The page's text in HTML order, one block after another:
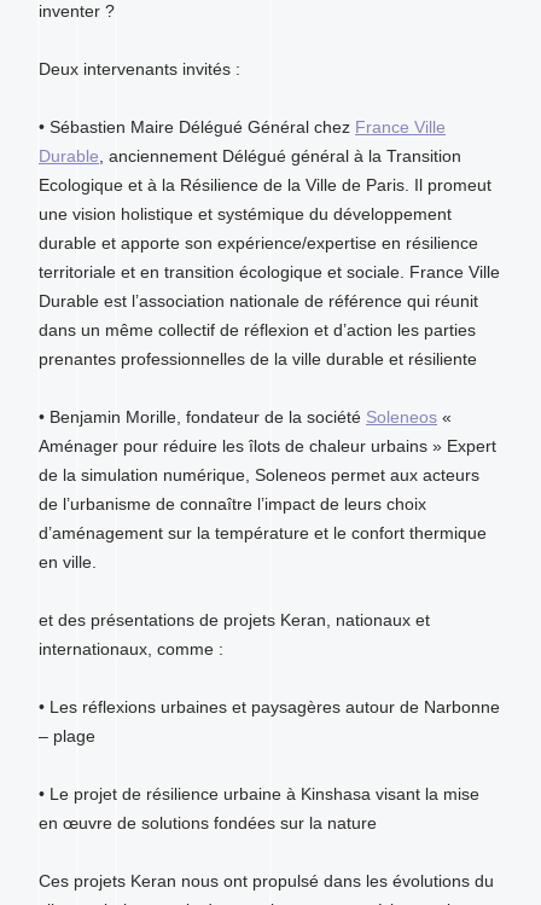
inventer ?
Deux intervenants invités :
• Sébastien Maire Délégué Général chez France Ville
Durable, anciennement Délégué général à la Transition
Ecologique et à la Résilience de la Ville de Paris. Il promeut
une vision holistique et systémique du développement
durable et apporte son expérience/expertise en résilience
territoriale et en transition écologique et sociale. France Ville
Durable est l’association nationale de référence qui réunit
dans un même collectif de réflexion et d’action les parties
prenantes professionnelles de la ville durable et résiliente
• Benjamin Morille, fondateur de la société Soleneos «
Aménager pour réduire les îlots de chaleur urbains » Expert
de la simulation numérique, Soleneos permet aux acteurs
de l’urbanisme de connaître l’impact de leurs choix
d’aménagement sur la température et le confort thermique
en ville.
et des présentations de projets Keran, nationaux et
internationaux, comme :
• Les réflexions urbaines et paysagères autour de Narbonne
– plage
• Le projet de résilience urbaine à Kinshasa visant la mise
en œuvre de solutions fondées sur la nature
Ces projets Keran nous ont propulsé dans les évolutions du